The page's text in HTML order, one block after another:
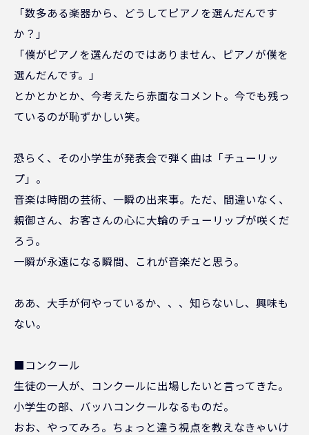
「数多ある楽器から、どうしてピアノを選んだんです
か？」
「僕がピアノを選んだのではありません、ピアノが僕を
選んだんです。」
とかとかとか、今考えたら赤面なコメント。今でも残っ
ているのが恥ずかしい笑。
恐らく、その小学生が発表会で弾く曲は「チューリッ
プ」。
音楽は時間の芸術、一瞬の出来事。ただ、間違いなく、
親御さん、お客さんの心に大輪のチューリップが咲くだ
ろう。
一瞬が永遠になる瞬間、これが音楽だと思う。
ああ、大手が何やっているか、、、知らないし、興味も
ない。
■コンクール
生徒の一人が、コンクールに出場したいと言ってきた。
小学生の部、バッハコンクールなるものだ。
おお、やってみろ。ちょっと違う視点を教えなきゃいけ